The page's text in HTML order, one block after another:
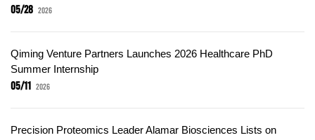
05/28 2026
Qiming Venture Partners Launches 2026 Healthcare PhD
Summer Internship
05/11 2026
Precision Proteomics Leader Alamar Biosciences Lists on